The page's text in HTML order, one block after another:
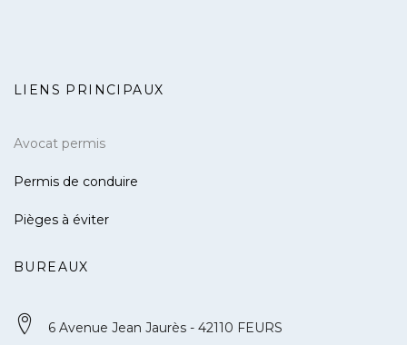
LIENS PRINCIPAUX
Avocat permis
Permis de conduire
Pièges à éviter
BUREAUX
6 Avenue Jean Jaurès - 42110 FEURS